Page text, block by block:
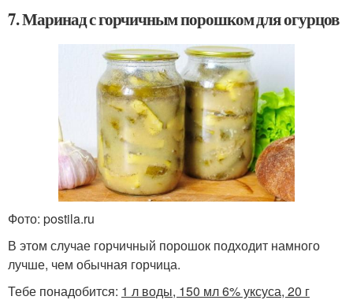
7. Маринад с горчичным порошком для огурцов
Фото: postila.ru
В этом случае горчичный порошок подходит намного
лучше, чем обычная горчица.
Тебе понадобится: 1 л воды, 150 мл 6% уксуса, 20 г